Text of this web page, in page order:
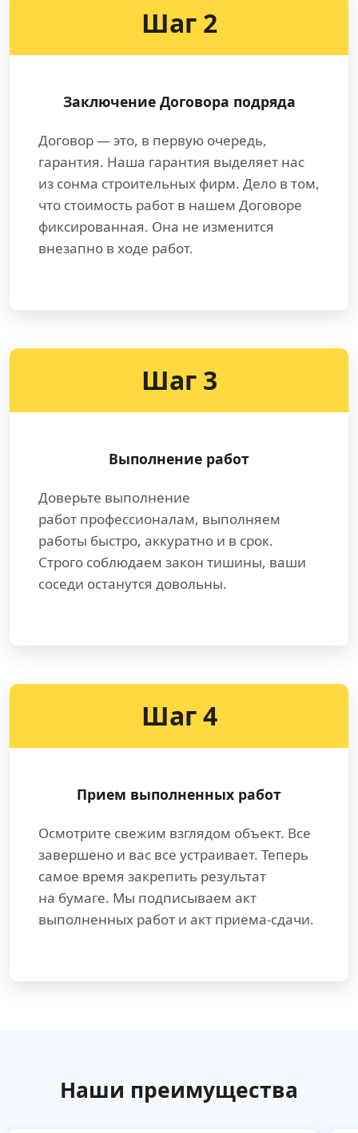
Шаг 2
Заключение Договора подряда
Договор — это, в первую очередь,
гарантия. Наша гарантия выделяет нас
из сонма строительных фирм. Дело в том,
что стоимость работ в нашем Договоре
фиксированная. Она не изменится
внезапно в ходе работ.
Шаг 3
Выполнение работ
Доверьте выполнение
работ профессионалам, выполняем
работы быстро, аккуратно и в срок.
Строго соблюдаем закон тишины, ваши
соседи останутся довольны.
Шаг 4
Прием выполненных работ
Осмотрите свежим взглядом объект. Все
завершено и вас все устраивает. Теперь
самое время закрепить результат
на бумаге. Мы подписываем акт
выполненных работ и акт приема-сдачи.
Наши преимущества